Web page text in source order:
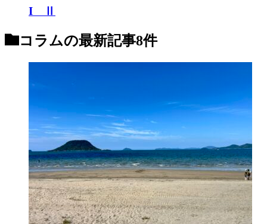
I Ⅱ
コラムの最新記事8件